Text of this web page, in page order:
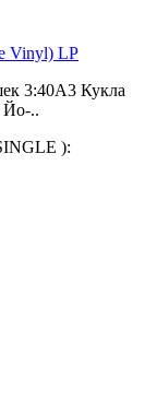
Vinyl) LP
3:40A3 Кукла
Йо-..
):